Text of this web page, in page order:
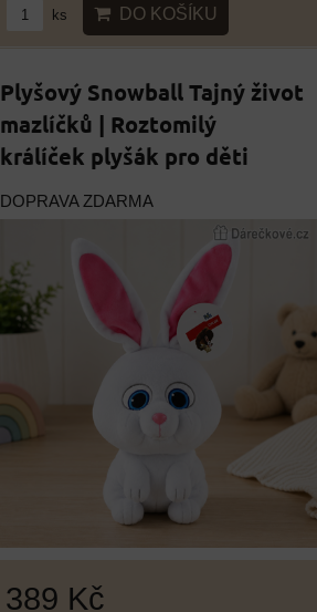
ks DO KOŠÍKU
Plyšový Snowball Tajný život
mazlíčků | Roztomilý
králíček plyšák pro děti
DOPRAVA ZDARMA
389 Kč